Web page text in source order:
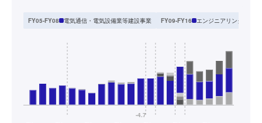
FY05-FY08 電気通信・電気設備業等建設事業 FY09-FY16 エンジニアリングソリ